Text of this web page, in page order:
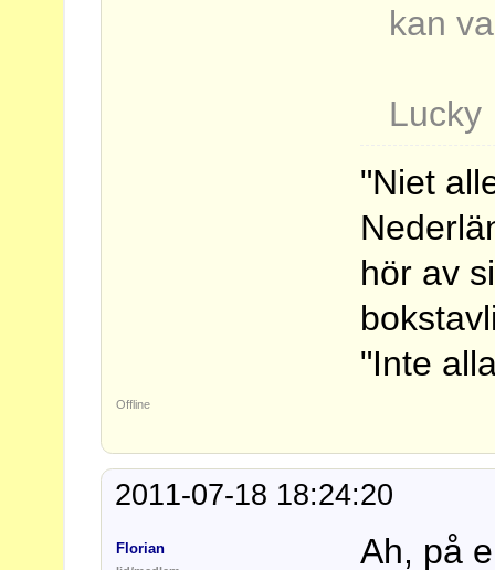
kan
Lucky
"Niet
hör av
"Inte
Offline
2011-07-18 18:24:20
Florian Ah, på